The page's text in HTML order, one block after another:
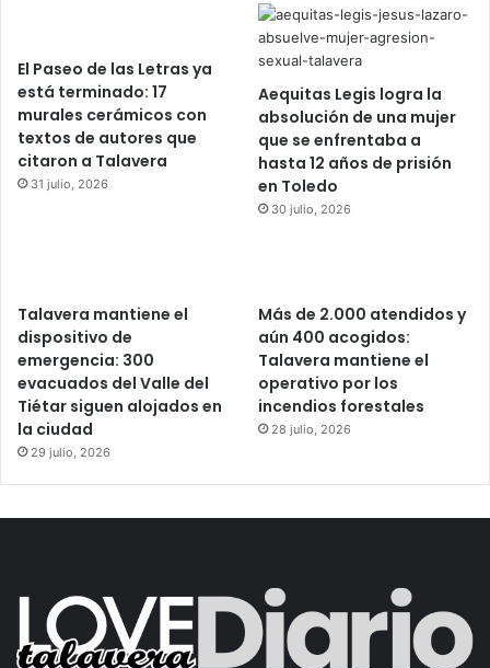
El Paseo de las Letras ya
está terminado: 17
murales cerámicos con
textos de autores que
citaron a Talavera
31 julio, 2026
Aequitas Legis logra la
absolución de una mujer
que se enfrentaba a
hasta 12 años de prisión
en Toledo
30 julio, 2026
Talavera mantiene el
dispositivo de
emergencia: 300
evacuados del Valle del
Tiétar siguen alojados en
la ciudad
29 julio, 2026
Más de 2.000 atendidos y
aún 400 acogidos:
Talavera mantiene el
operativo por los
incendios forestales
28 julio, 2026